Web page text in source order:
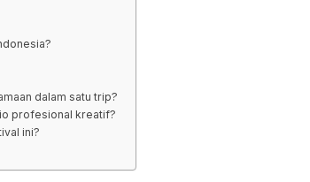
dalam satu trip?
profesional kreatif?
ini?